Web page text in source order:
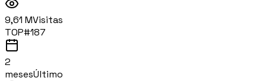
9,61 MVisitas
TOP#187
2
mesesÚltimo